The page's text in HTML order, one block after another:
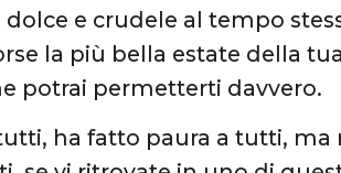
dolce e crudele al tempo
la più bella estate della
potrai permetterti davvero.
ha fatto paura a tutti,